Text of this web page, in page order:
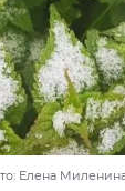
Елена